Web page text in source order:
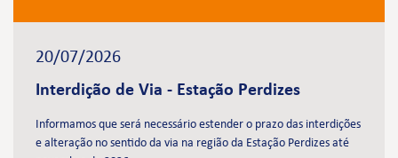
20/07/2026
Interdição de Via - Estação Perdizes
Informamos que será necessário estender o prazo das interdições
e alteração no sentido da via na região da Estação Perdizes até